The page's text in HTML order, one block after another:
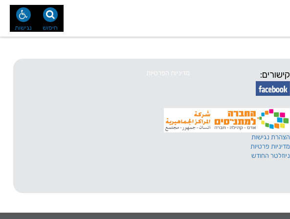
נגישות חיפוש
קישורים:
הצהרת נגישות
מדיניות פרטיות
ניוזלטר החודש
מדיניות הפרטיות